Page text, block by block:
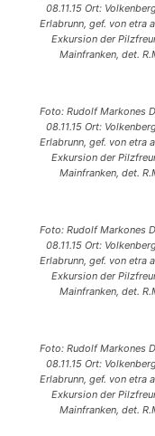
08.11.15 Ort:
Erlabrunn, gef. von etra
Exkursion der
Mainfranken, det.
Foto: Rudolf Markones
08.11.15 Ort:
Erlabrunn, gef. von etra
Exkursion der
Mainfranken, det.
Foto: Rudolf Markones
08.11.15 Ort:
Erlabrunn, gef. von etra
Exkursion der
Mainfranken, det.
Foto: Rudolf Markones
08.11.15 Ort:
Erlabrunn, gef. von etra
Exkursion der
Mainfranken, det.